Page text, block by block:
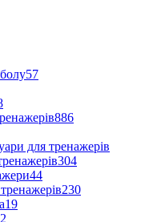
57
886
для тренажерів
304
44
230
19